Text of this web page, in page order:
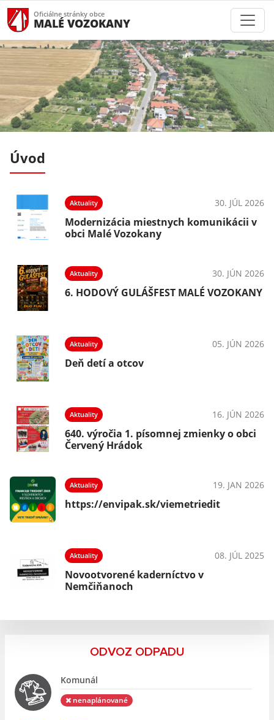
Oficiálne stránky obce
MALÉ VOZOKANY
Úvod
Aktuality 30. JÚL 2026
Modernizácia miestnych komunikácii v
obci Malé Vozokany
Aktuality 30. JÚN 2026
6. HODOVÝ GULÁŠFEST MALÉ VOZOKANY
Aktuality 05. JÚN 2026
Deň detí a otcov
Aktuality 16. JÚN 2026
640. výročia 1. písomnej zmienky o obci
Červený Hrádok
Aktuality 19. JAN 2026
https://envipak.sk/viemetriedit
Aktuality 08. JÚL 2025
Novootvorené kaderníctvo v
Nemčiňanoch
ODVOZ ODPADU
Komunál
nenaplánované